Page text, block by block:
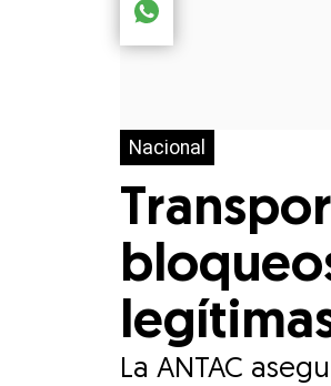
Nacional
La ANTAC
Compartir el artículo